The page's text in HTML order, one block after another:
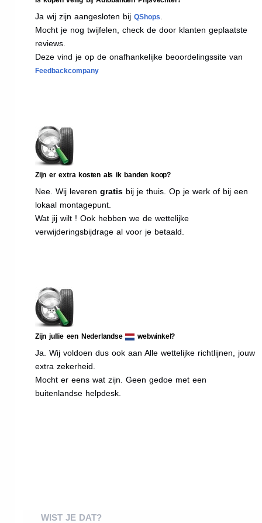
Ja wij zijn aangesloten bij QShops
Mocht je nog twijfelen, check de door klanten geplaatste
reviews.
Deze vind je op de onafhankelijke beoordelingssite van
Feedbackcompany
Zijn er extra kosten als ik banden koop?
Nee. Wij leveren gratis bij je thuis. Op je werk of bij een
lokaal montagepunt.
Wat jij wilt ! Ook hebben we de wettelijke
verwijderingsbijdrage al voor je betaald.
Zijn jullie een Nederlandse webwinkel?
Ja. Wij voldoen dus ook aan Alle wettelijke richtlijnen, jouw
extra zekerheid.
Mocht er eens wat zijn. Geen gedoe met een
buitenlandse helpdesk.
WIST JE DAT?